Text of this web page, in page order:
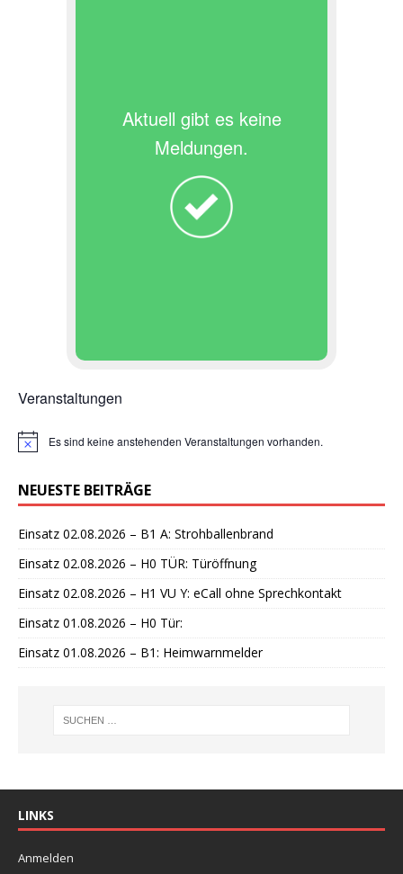
Aktuell gibt es keine
Meldungen.
Veranstaltungen
H
w
e
s
Es sind keine anstehenden Veranstaltungen vorhanden.
NEUESTE BEITRÄGE
Einsatz 02.08.2026 – B1 A: Strohballenbrand
Einsatz 02.08.2026 – H0 TÜR: Türöffnung
Einsatz 02.08.2026 – H1 VU Y: eCall ohne Sprechkontakt
Einsatz 01.08.2026 – H0 Tür:
Einsatz 01.08.2026 – B1: Heimwarnmelder
LINKS
Anmelden